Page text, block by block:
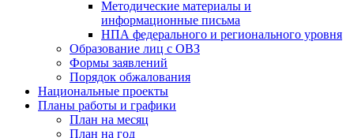
Методические материалы и
информационные письма
НПА федерального и регионального уровня
Образование лиц с ОВЗ
Формы заявлений
Порядок обжалования
Национальные проекты
Планы работы и графики
План на месяц
План на год